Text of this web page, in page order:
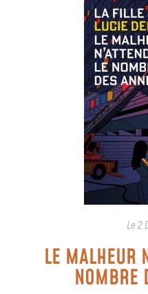
Le2
LE MALHEUR
NOMBRE